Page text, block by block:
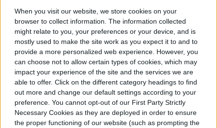
When you visit our website, we store cookies on your
browser to collect information. The information collected
might relate to you, your preferences or your device, and is
mostly used to make the site work as you expect it to and to
provide a more personalized web experience. However, you
can choose not to allow certain types of cookies, which may
impact your experience of the site and the services we are
able to offer. Click on the different category headings to find
out more and change our default settings according to your
preference. You cannot opt-out of our First Party Strictly
Necessary Cookies as they are deployed in order to ensure
the proper functioning of our website (such as prompting the
Felipe Sasso es periodista y escritor. Desde
temprana edad manifestó una importante
inquietud hacia la escritura y las…
Topics
NoticiasHomepage